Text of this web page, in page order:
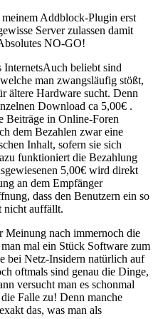
Addblock-Plugin erst
Server zulassen damit
NO-GO!
Auch beliebt sind
man zwangsläufig stößt,
ältere Hardware sucht. Denn
Download ca 5,00€ .
Beiträge in Online-Foren
dem Bezahlen zwar eine
Inhalt, sofern sie sich
funktioniert die Bezahlung
5,00€ wird direkt
an dem Empfänger
dass den Benutzern ein so
nicht auffällt.
Meinung nach immernoch die
mal ein Stück Software zum
bei Netz-Insidern natürlich auf
oftmals sind genau die Dinge,
versucht man es schonmal
Falle zu! Denn manche
das, was man als